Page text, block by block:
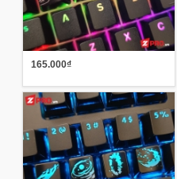
165.000₫